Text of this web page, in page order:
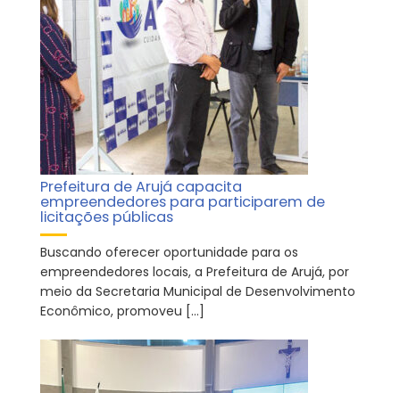
Prefeitura de Arujá capacita
empreendedores para participarem de
licitações públicas
Buscando oferecer oportunidade para os
empreendedores locais, a Prefeitura de Arujá, por
meio da Secretaria Municipal de Desenvolvimento
Econômico, promoveu […]